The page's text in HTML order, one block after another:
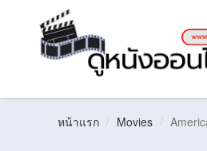
หน้าแรก Movies